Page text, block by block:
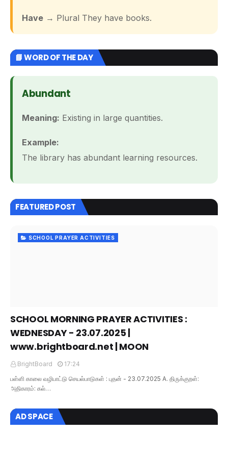
Have → Plural They have books.
📘 WORD OF THE DAY
Abundant
Meaning: Existing in large quantities.
Example:
The library has abundant learning resources.
FEATURED POST
SCHOOL PRAYER ACTIVITIES
SCHOOL MORNING PRAYER ACTIVITIES :
WEDNESDAY - 23.07.2025 |
www.brightboard.net | MOON
BrightBoard
17:24
பள்ளி காலை வழிபாட்டு செயல்பாடுகள் : புதன் - 23.07.2025 A. திருக்குறள்:
அதிகாரம்: கல்…
AD SPACE